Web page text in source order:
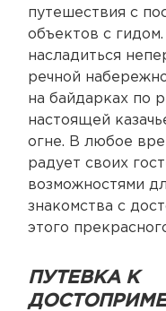
путешествия с
объектов с
насладиться
речной
на байдарках по
настоящей
огне. В любое
радует своих
возможностями
знакомства с
этого
ПУТЕВКА К